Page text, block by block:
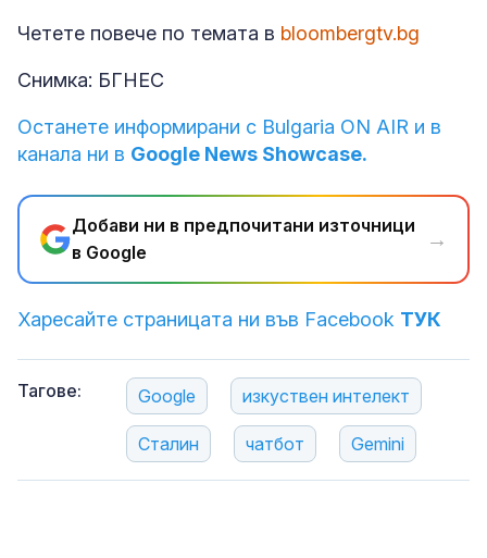
Четете повече по темата в bloombergtv.bg
Снимка: БГНЕС
Останете информирани с Bulgaria ON AIR и в
канала ни в Google News Showcase.
Добави ни в предпочитани източници
в Google
→
Харесайте страницата ни във Facebook ТУК
Тагове: Google изкуствен интелект
Сталин чатбот Gemini